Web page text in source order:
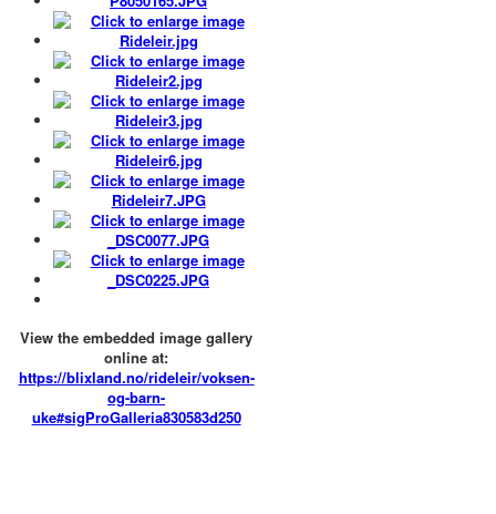
View the embedded image gallery
online at:
https://blixland.no/rideleir/voksen-
og-barn-
uke#sigProGalleria830583d250